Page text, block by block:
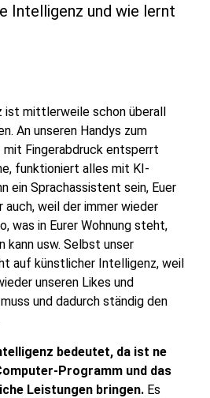
Intelligenz und wie lernt
ist mittlerweile schon überall
An unseren Handys zum
mit Fingerabdruck entsperrt
funktioniert alles mit KI-
ein Sprachassistent sein, Euer
weil der immer wieder
was in Eurer Wohnung steht,
kann usw. Selbst unser
auf künstlicher Intelligenz, weil
unseren Likes und
und dadurch ständig den
bedeutet, da ist ne
Programm und das
Leistungen bringen. Es